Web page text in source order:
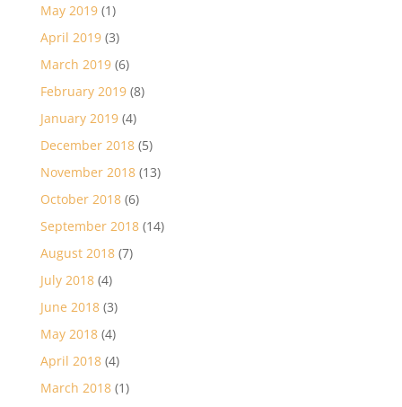
May 2019(1)
April 2019(3)
March 2019(6)
February 2019(8)
January 2019(4)
December 2018(5)
November 2018(13)
October 2018(6)
September 2018(14)
August 2018(7)
July 2018(4)
June 2018(3)
May 2018(4)
April 2018(4)
March 2018(1)